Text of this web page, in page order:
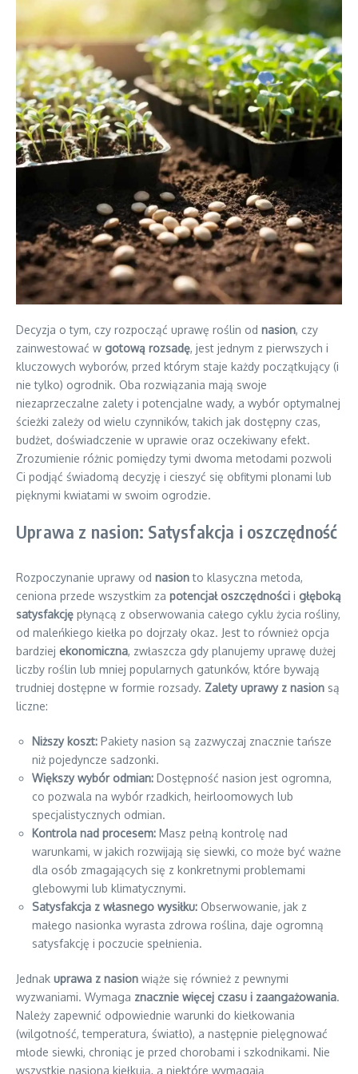
Decyzja o tym, czy rozpocząć uprawę roślin od nasion, czy
zainwestować w gotową rozsadę, jest jednym z pierwszych i
kluczowych wyborów, przed którym staje każdy początkujący (i
nie tylko) ogrodnik. Oba rozwiązania mają swoje
niezaprzeczalne zalety i potencjalne wady, a wybór optymalnej
ścieżki zależy od wielu czynników, takich jak dostępny czas,
budżet, doświadczenie w uprawie oraz oczekiwany efekt.
Zrozumienie różnic pomiędzy tymi dwoma metodami pozwoli
Ci podjąć świadomą decyzję i cieszyć się obfitymi plonami lub
pięknymi kwiatami w swoim ogrodzie.
Uprawa z nasion: Satysfakcja i oszczędność
Rozpoczynanie uprawy od nasionto klasyczna metoda,
ceniona przede wszystkim za potencjał oszczędności i głęboką
satysfakcję płynącą z obserwowania całego cyklu życia rośliny,
od maleńkiego kiełka po dojrzały okaz. Jest to również opcja
bardziej ekonomiczna, zwłaszcza gdy planujemy uprawę dużej
liczby roślin lub mniej popularnych gatunków, które bywają
trudniej dostępne w formie rozsady. Zalety uprawy z nasion są
liczne:
Niższy koszt: Pakiety nasion są zazwyczaj znacznie tańsze
niż pojedyncze sadzonki.
Większy wybór odmian: Dostępność nasion jest ogromna,
co pozwala na wybór rzadkich, heirloomowych lub
specjalistycznych odmian.
Kontrola nad procesem: Masz pełną kontrolę nad
warunkami, w jakich rozwijają się siewki, co może być ważne
dla osób zmagających się z konkretnymi problemami
glebowymi lub klimatycznymi.
Satysfakcja z własnego wysiłku: Obserwowanie, jak z
małego nasionka wyrasta zdrowa roślina, daje ogromną
satysfakcję i poczucie spełnienia.
Jednak uprawa z nasion wiąże się również z pewnymi
wyzwaniami. Wymaga znacznie więcej czasu i zaangażowania.
Należy zapewnić odpowiednie warunki do kiełkowania
(wilgotność, temperatura, światło), a następnie pielęgnować
młode siewki, chroniąc je przed chorobami i szkodnikami. Nie
wszystkie nasiona kiełkują, a niektóre wymagają